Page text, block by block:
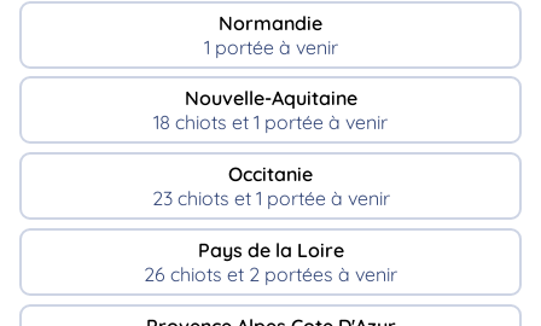
Normandie
1 portée à venir
Nouvelle-Aquitaine
18 chiots et 1 portée à venir
Occitanie
23 chiots et 1 portée à venir
Pays de la Loire
26 chiots et 2 portées à venir